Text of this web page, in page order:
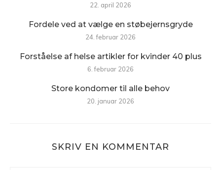
22. april 2026
Fordele ved at vælge en støbejernsgryde
24. februar 2026
Forståelse af helse artikler for kvinder 40 plus
6. februar 2026
Store kondomer til alle behov
20. januar 2026
SKRIV EN KOMMENTAR